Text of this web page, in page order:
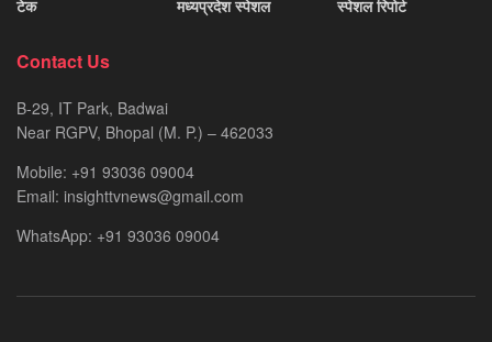
टेक
मध्यप्रदेश स्पेशल
स्पेशल रिपोर्ट
Contact Us
B-29, IT Park, Badwai
Near RGPV, Bhopal (M. P.) – 462033
Mobile: +91 93036 09004
Email: insighttvnews@gmail.com
WhatsApp: +91 93036 09004